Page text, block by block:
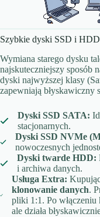
Szybkie dyski SSD i
Wymiana starego dysku
najskuteczniejszy sposób
dyski najwyższej klasy
zapewniają błyskawiczny
Dyski SSD SATA:
stacjonarnych.
Dyski SSD NVMe
nowoczesnych
Dyski twarde HDD:
i archiwa danych.
Usługa Extra:
klonowanie danych.
pliki 1:1. Po
ale działa